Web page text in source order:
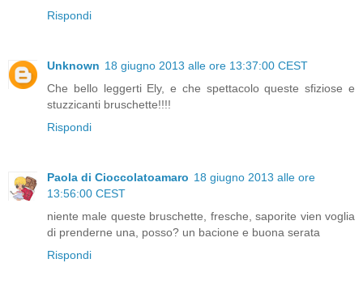
Rispondi
Unknown 18 giugno 2013 alle ore 13:37:00 CEST
Che bello leggerti Ely, e che spettacolo queste sfiziose e
stuzzicanti bruschette!!!!
Rispondi
Paola di Cioccolatoamaro 18 giugno 2013 alle ore
13:56:00 CEST
niente male queste bruschette, fresche, saporite vien voglia
di prenderne una, posso? un bacione e buona serata
Rispondi